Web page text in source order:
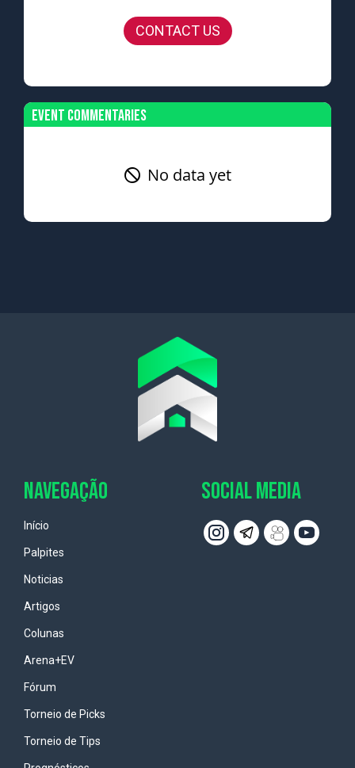
CONTACT US
Event Commentaries
No data yet
NAVEGAÇÃO
Início
Palpites
Noticias
Artigos
Colunas
Arena+EV
Fórum
Torneio de Picks
Torneio de Tips
SOCIAL MEDIA